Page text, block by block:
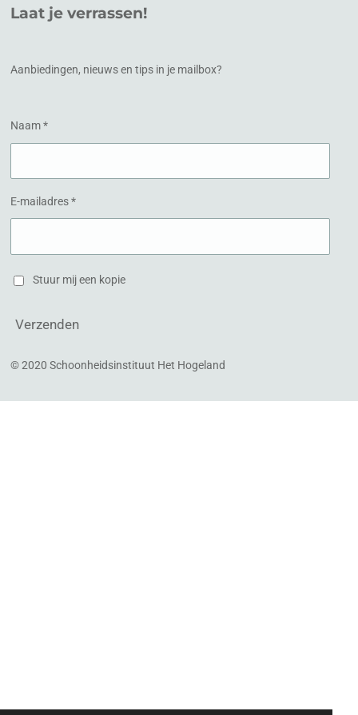
e
b
k
t
a
a
Laat je verrassen!
Aanbiedingen, nieuws en tips in je mailbox?
Naam *
E-mailadres *
Stuur mij een kopie
Verzenden
© 2020 Schoonheidsinstituut Het Hogeland